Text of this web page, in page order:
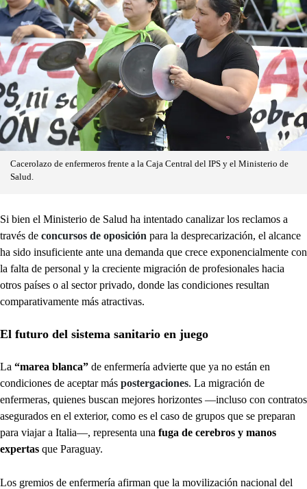
Cacerolazo de enfermeros frente a la Caja Central del IPS y el Ministerio de
Salud.
Si bien el Ministerio de Salud ha intentado canalizar los reclamos a
través de concursos de oposición para la desprecarización, el alcance
ha sido insuficiente ante una demanda que crece exponencialmente con
la falta de personal y la creciente migración de profesionales hacia
otros países o al sector privado, donde las condiciones resultan
comparativamente más atractivas.
El futuro del sistema sanitario en juego
La “marea blanca” de enfermería advierte que ya no están en
condiciones de aceptar más postergaciones. La migración de
enfermeras, quienes buscan mejores horizontes —incluso con contratos
asegurados en el exterior, como es el caso de grupos que se preparan
para viajar a Italia—, representa una fuga de cerebros y manos
expertas que Paraguay.
Los gremios de enfermería afirman que la movilización nacional del